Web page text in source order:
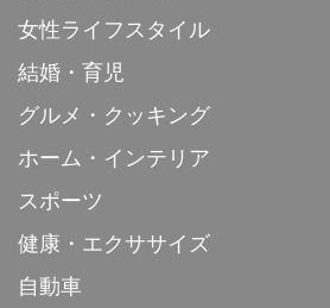
女性ライフスタイル
結婚・育児
グルメ・クッキング
ホーム・インテリア
スポーツ
健康・エクササイズ
自動車